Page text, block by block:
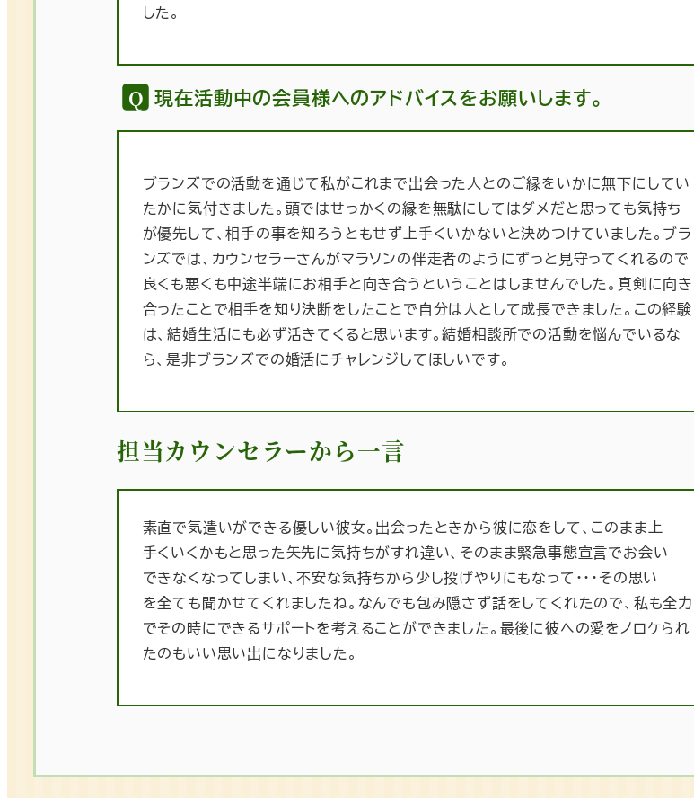
した。
現在活動中の会員様へのアドバイスをお願いします。
ブランズでの活動を通じて私がこれまで出会った人とのご縁をいかに無下にしてい
たかに気付きました。頭ではせっかくの縁を無駄にしてはダメだと思っても気持ち
が優先して、相手の事を知ろうともせず上手くいかないと決めつけていました。ブラ
ンズでは、カウンセラーさんがマラソンの伴走者のようにずっと見守ってくれるので
良くも悪くも中途半端にお相手と向き合うということはしませんでした。真剣に向き
合ったことで相手を知り決断をしたことで自分は人として成長できました。この経験
は、結婚生活にも必ず活きてくると思います。結婚相談所での活動を悩んでいるな
ら、是非ブランズでの婚活にチャレンジしてほしいです。
担当カウンセラーから一言
素直で気遣いができる優しい彼女。出会ったときから彼に恋をして、このまま上
手くいくかもと思った矢先に気持ちがすれ違い、そのまま緊急事態宣言でお会い
できなくなってしまい、不安な気持ちから少し投げやりにもなって・・・その思い
を全ても聞かせてくれましたね。なんでも包み隠さず話をしてくれたので、私も全力
でその時にできるサポートを考えることができました。最後に彼への愛をノロケられ
たのもいい思い出になりました。